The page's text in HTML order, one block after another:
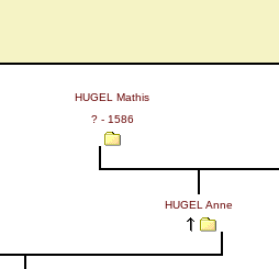
HUGEL Mathis
? - 1586
HUGEL Anne